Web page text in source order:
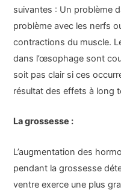
suivantes : Un problème
problème avec les nerfs
contractions du muscle.
dans l’œsophage sont
soit pas clair si ces
résultat des effets à long
La grossesse :
L’augmentation des
pendant la grossesse
ventre exerce une plus